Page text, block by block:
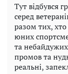
Тут відбувся
серед
разом тих,
юних
та
промов та
реальні,